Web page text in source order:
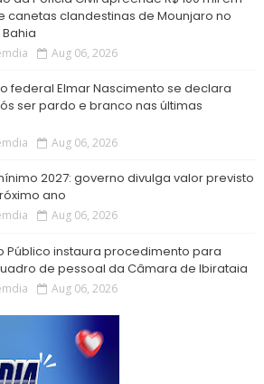
canetas clandestinas de Mounjaro no
Aug 06, 2026
federal Elmar Nascimento se declara
ser pardo e branco nas últimas
Aug 06, 2026
2027: governo divulga valor previsto
ano
Aug 06, 2026
Público instaura procedimento para
de pessoal da Câmara de Ibirataia
Aug 06, 2026